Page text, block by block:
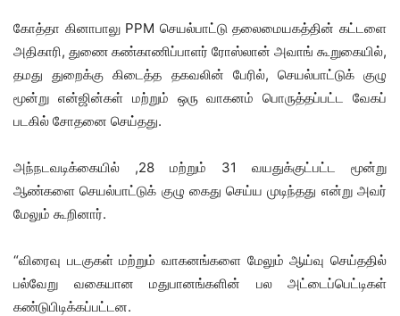
கோத்தா கினாபாலு PPM செயல்பாட்டு தலைமையகத்தின் கட்டளை
அதிகாரி, துணை கண்காணிப்பாளர் ரோஸ்லான் அவாங் கூறுகையில்,
தமது துறைக்கு கிடைத்த தகவலின் பேரில், செயல்பாட்டுக் குழு
மூன்று என்ஜின்கள் மற்றும் ஒரு வாகனம் பொருத்தப்பட்ட வேகப்
படகில் சோதனை செய்தது.
அந்நடவடிக்கையில் ,28 மற்றும் 31 வயதுக்குட்பட்ட மூன்று
ஆண்களை செயல்பாட்டுக் குழு கைது செய்ய முடிந்தது என்று அவர்
மேலும் கூறினார்.
“விரைவு படகுகள் மற்றும் வாகனங்களை மேலும் ஆய்வு செய்ததில்
பல்வேறு வகையான மதுபானங்களின் பல அட்டைப்பெட்டிகள்
கண்டுபிடிக்கப்பட்டன.